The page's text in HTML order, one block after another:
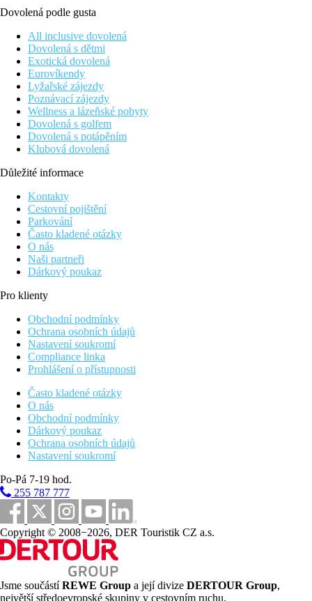
Dovolená podle gusta
All inclusive dovolená
Dovolená s dětmi
Exotická dovolená
Eurovíkendy
Lyžařské zájezdy
Poznávací zájezdy
Wellness a lázeňské pobyty
Dovolená s golfem
Dovolená s potápěním
Klubová dovolená
Důležité informace
Kontakty
Cestovní pojištění
Parkování
Často kladené otázky
O nás
Naši partneři
Dárkový poukaz
Pro klienty
Obchodní podmínky
Ochrana osobních údajů
Nastavení soukromí
Compliance linka
Prohlášení o přístupnosti
Často kladené otázky
O nás
Obchodní podmínky
Dárkový poukaz
Ochrana osobních údajů
Nastavení soukromí
Po-Pá 7-19 hod.
255 787 777
Copyright © 2008−2026, DER Touristik CZ a.s.
Jsme součástíREWE Group a její divize DERTOUR Group,
největší středoevropské skupiny v cestovním ruchu.